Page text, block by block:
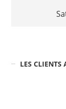
LES CLIENTS